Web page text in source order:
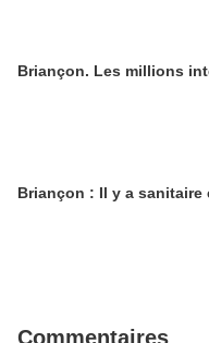
Briançon. Les millions
Briançon : Il y a sanitaire
Commentaires